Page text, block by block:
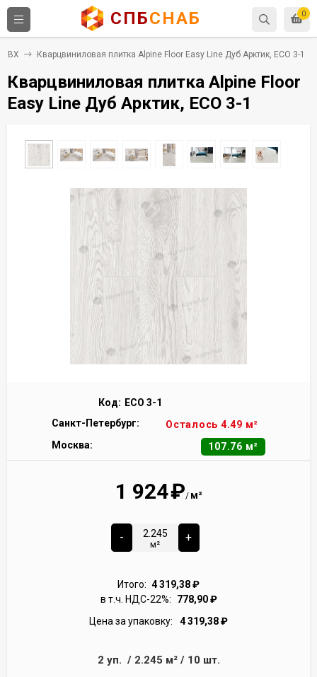
0
СПБСНАБ
ПВХ Кварцвиниловая плитка Alpine Floor Easy Line Дуб Арктик, ЕСО 3-1
Кварцвиниловая плитка Alpine Floor
Easy Line Дуб Арктик, ЕСО 3-1
Код: ECO 3-1
Санкт-Петербург:
Осталось 4.49 м²
Москва:
107.76 м²
1 924₽/ м²
-
м²
+
Итого: 4 319,38₽
в т.ч. НДС-22%:
778,90₽
Цена за упаковку:
4 319,38₽
2 уп. / 2.245 м²/ 10 шт.